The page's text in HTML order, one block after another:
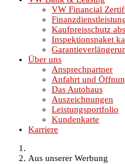
VW Financial
Kaufpreisschutz
Inspektionspaket
Über uns
Ansprechpartner
Anfahrt und
Das Autohaus
Auszeichnungen
Leistungsportfolio
Kundenkarte
Karriere
Aus unserer Werbung